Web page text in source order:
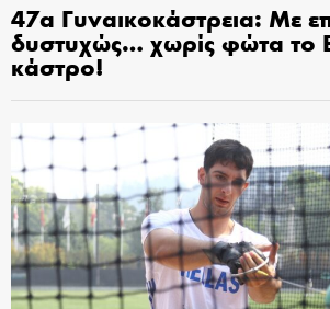
47α Γυναικοκάστρεια: Με
δυστυχώς… χωρίς φώτα το
κάστρο!